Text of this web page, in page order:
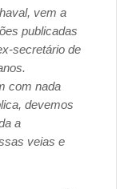
vem a
publicadas
secretário de
com nada
devemos
a
veias e